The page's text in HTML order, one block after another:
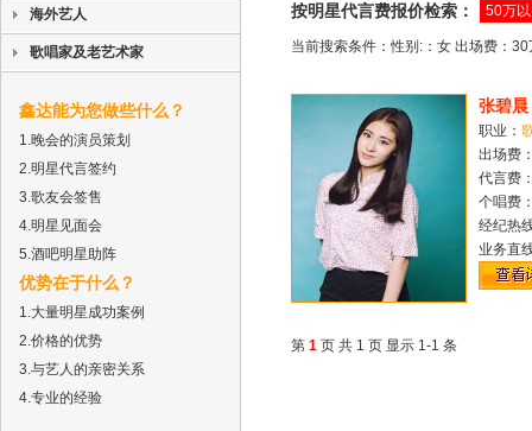
海外艺人
歌唱家及老艺术家
鑫达能为您做些什么？
1.晚会的演员策划
2.明星代言签约
3.歌友会签售
4.明星见面会
5.酒吧明星助阵
优势在于什么？
1.大量明星成功案例
2.价格的优势
3.与艺人的亲密关系
4.专业的经验
按明星代言费报价检索： 50万
当前搜索条件：性别:：女 出场费：
张碧晨
职业：
出场费
代言费
个唱费
经纪热
业务直
第 1 页 共 1 页 显示 1-1 条